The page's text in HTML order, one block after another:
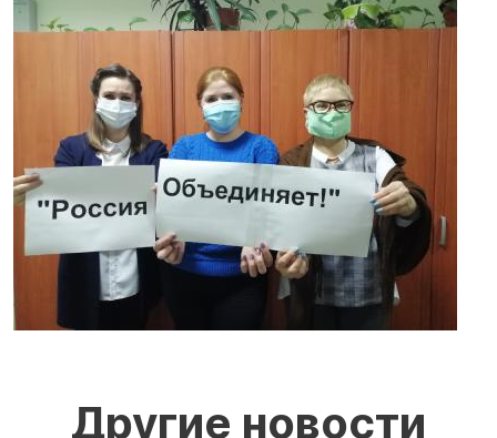
Другие новости